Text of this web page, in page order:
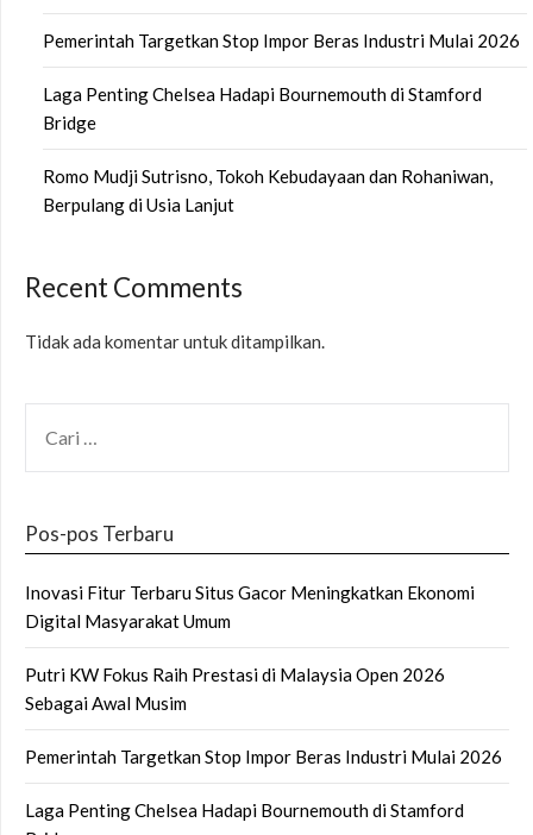
Pemerintah Targetkan Stop Impor Beras Industri Mulai 2026
Laga Penting Chelsea Hadapi Bournemouth di Stamford
Bridge
Romo Mudji Sutrisno, Tokoh Kebudayaan dan Rohaniwan,
Berpulang di Usia Lanjut
Recent Comments
Tidak ada komentar untuk ditampilkan.
UNTUK:
Pos-pos Terbaru
Inovasi Fitur Terbaru Situs Gacor Meningkatkan Ekonomi
Digital Masyarakat Umum
Putri KW Fokus Raih Prestasi di Malaysia Open 2026
Sebagai Awal Musim
Pemerintah Targetkan Stop Impor Beras Industri Mulai 2026
Laga Penting Chelsea Hadapi Bournemouth di Stamford